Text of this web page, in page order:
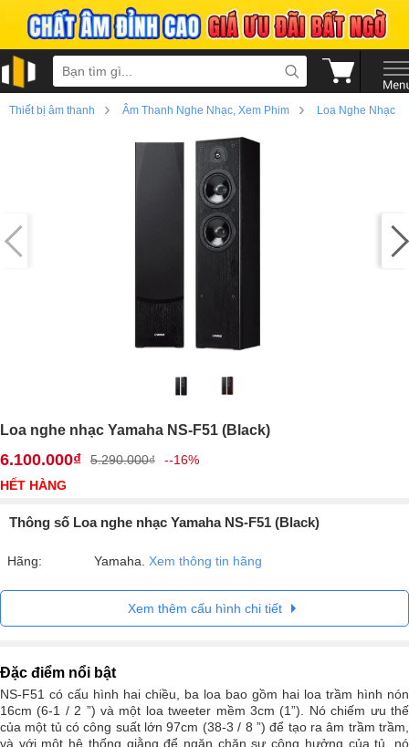
Thiết bị âm thanh › Âm Thanh Nghe Nhạc, Xem Phim › Loa Nghe Nhạc
Loa nghe nhạc Yamaha NS-F51 (Black)
6.100.000₫ 5.290.000₫
--16%
HẾT HÀNG
Thông số Loa nghe nhạc Yamaha NS-F51 (Black)
Hãng: Yamaha. Xem thông tin hãng
Xem thêm cấu hình chi tiết
Đặc điểm nổi bật
NS-F51 có cấu hình hai chiều, ba loa bao gồm hai loa trầm hình nón
16cm (6-1 / 2 ”) và một loa tweeter mềm 3cm (1”). Nó chiếm ưu thế
của một tủ có công suất lớn 97cm (38-3 / 8 ”) để tạo ra âm trầm trầm,
và với một hệ thống giằng để ngăn chặn sự cộng hưởng của tủ, nó